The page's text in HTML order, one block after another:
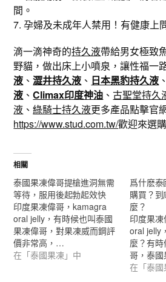
間。
7. 孕婦及未成年人禁用！有健康上
滴一滴神奇的持久液帶給男女極致
野貓，做出床上小噴泉，讓性福一
液 、澀井持久液 、 日本黑豹持久液 、
液 、Climax印度神油 、古聖堂持久
液 、綠騎士持久液更多產品點擊官
https://www.stud.com.tw/歡迎來選購
相關
泰國果凍偉哥提槍進洞無需
等待，服用後起勃起效快
印度果凍偉哥，kamagra
oral jelly，有時候也叫泰國
果凍偉哥，對果凍威而鋼評
價非常高，…
在「泰國果凍」中
爲什麽
購買？
麼？
印度果
oral jelly
麼？有
哥，泰
在「泰國